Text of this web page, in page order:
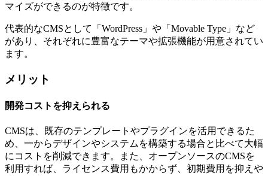
マイズができるのが特徴です。
代表的なCMSとして「WordPress」や「Movable Type」など
があり、それぞれに豊富なテーマや拡張機能が用意されてい
ます。
メリット
開発コストを抑えられる
CMSは、既存のテンプレートやプラグインを活用できるた
め、一からデザインやシステムを構築する場合と比べて大幅
にコストを削減できます。また、オープンソースのCMSを
利用すれば、ライセンス費用もかからず、初期費用を抑えや